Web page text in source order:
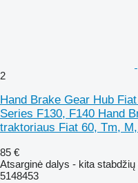
2
Hand Brake Gear Hub
Series F130, F140 Hand
traktoriaus Fiat 60, Tm,
85 €
Atsarginė dalys - kita
5148453